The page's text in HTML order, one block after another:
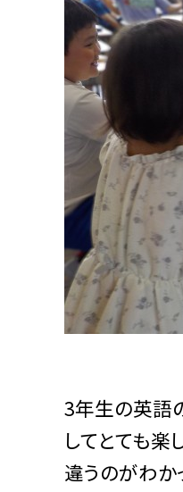
3年生の英語
してとても楽
違うのがわか